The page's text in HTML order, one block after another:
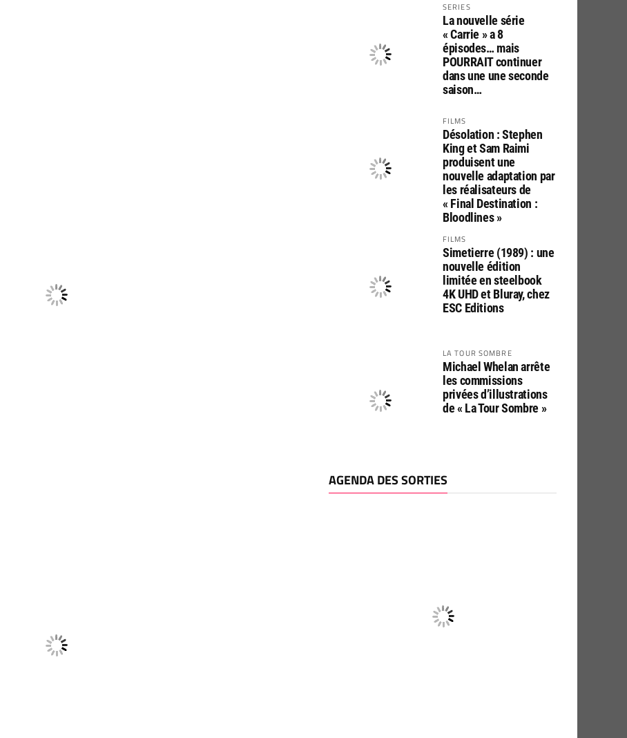
SERIES
La nouvelle série
« Carrie » a 8
épisodes… mais
POURRAIT continuer
dans une une seconde
saison…
FILMS
Désolation : Stephen
King et Sam Raimi
produisent une
nouvelle adaptation par
les réalisateurs de
« Final Destination :
Bloodlines »
FILMS
Simetierre (1989) : une
nouvelle édition
limitée en steelbook
4K UHD et Bluray, chez
ESC Editions
LA TOUR SOMBRE
Michael Whelan arrête
les commissions
privées d’illustrations
de « La Tour Sombre »
AGENDA DES SORTIES